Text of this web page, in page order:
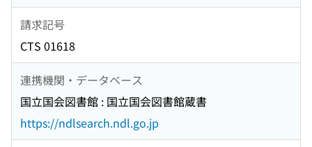
請求記号
CTS 01618
連携機関・データベース
国立国会図書館 : 国立国会図書館蔵書
https://ndlsearch.ndl.go.jp